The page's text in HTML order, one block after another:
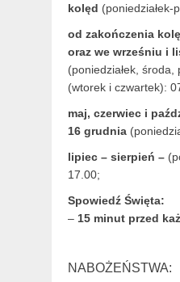
kolęd (poniedziałek-
od zakończenia
oraz we wrześniu i
(poniedziałek, środa,
(wtorek i czwartek):
maj, czerwiec i
16 grudnia
lipiec – sierpień –
17.00;
Spowiedź Święta:
– 15 minut przed
NABOŻEŃSTWA: